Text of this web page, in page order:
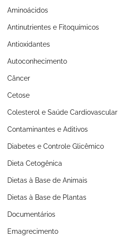
Aminoácidos
Antinutrientes e Fitoquímicos
Antioxidantes
Autoconhecimento
Câncer
Cetose
Colesterol e Saúde Cardiovascular
Contaminantes e Aditivos
Diabetes e Controle Glicêmico
Dieta Cetogênica
Dietas à Base de Animais
Dietas à Base de Plantas
Documentários
Emagrecimento